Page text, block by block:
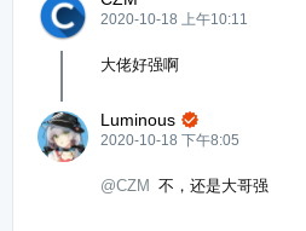
2020-10-18 上午10:11
大佬好强啊
Luminous 
2020-10-18 下午8:05
@CZM 不，还是大哥强